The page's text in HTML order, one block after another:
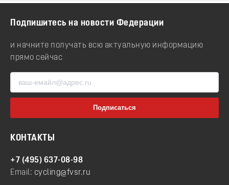
Подпишитесь на новости Федерации
и начните получать всю актуальную информацию
прямо сейчас
КОНТАКТЫ
+7 (495) 637-08-98
Email: cycling@fvsr.ru